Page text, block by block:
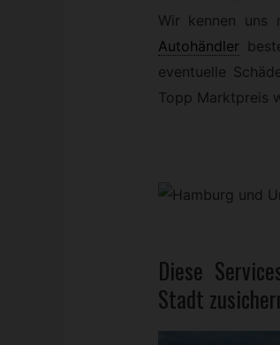
Wir kennen uns
Autohändler
eventuelle
Topp Marktpreis
Diese
Stadt